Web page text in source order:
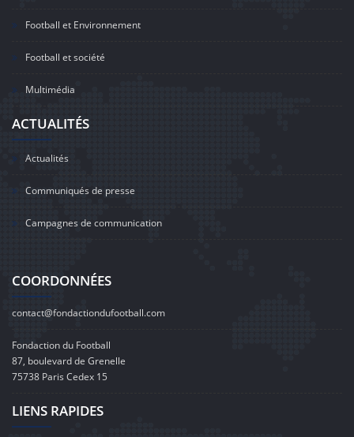
Football et Environnement
Football et société
Multimédia
ACTUALITÉS
Actualités
Communiqués de presse
Campagnes de communication
COORDONNÉES
contact@fondactiondufootball.com
Fondaction du Football
87, boulevard de Grenelle
75738 Paris Cedex 15
LIENS RAPIDES